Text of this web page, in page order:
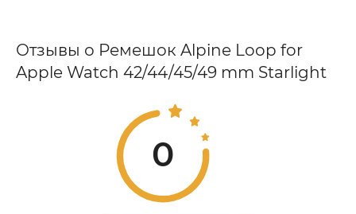
Отзывы о Ремешок Alpine Loop for
Apple Watch 42/44/45/49 mm Starlight
0